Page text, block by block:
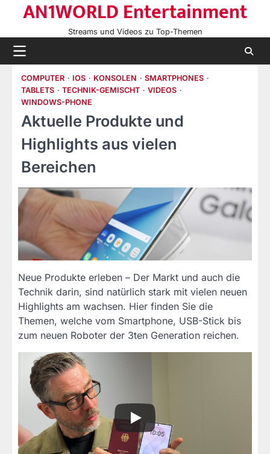
content
AN1WORLD Entertainment
Streams und Videos zu Top-Themen
COMPUTER IOS KONSOLEN
SMARTPHONES
TABLETS
TECHNIK-GEMISCHT
VIDEOS
WINDOWS-PHONE
Aktuelle Produkte und
Highlights aus vielen
Bereichen
Neue Produkte erleben – Der Markt und auch die
Technik darin, sind natürlich stark mit vielen neuen
Highlights am wachsen. Hier finden Sie die
Themen, welche vom Smartphone, USB-Stick bis
zum neuen Roboter der 3ten Generation reichen.